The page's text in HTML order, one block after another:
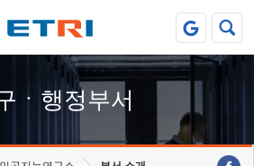
ㆍ행정부서